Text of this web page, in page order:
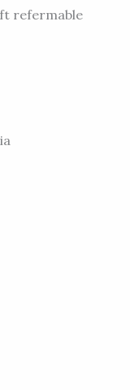
refermable